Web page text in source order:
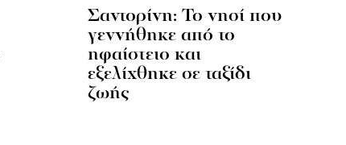
Σαντορίνη: Το νησί που
γεννήθηκε από το
ηφαίστειο και
εξελίχθηκε σε ταξίδι
ζωής